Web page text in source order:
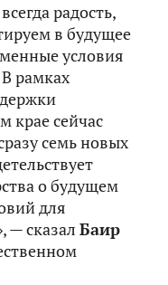
радость,
в будущее
условия
рамках
крае сейчас
семь новых
о будущем
для
— сказал Баир